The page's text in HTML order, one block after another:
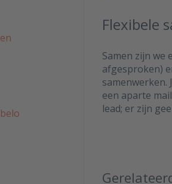
Flexibele
Samen zijn we
afgesproken)
samenwerken.
een aparte
lead; er zijn